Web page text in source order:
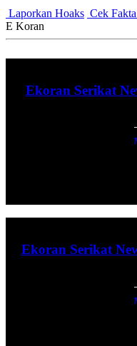
Laporkan Hoaks Cek
E Koran
Ekoran Serikat
Ekoran Serikat